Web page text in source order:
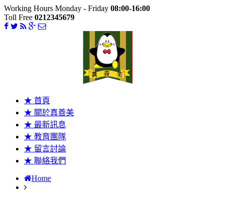
Working Hours Monday - Friday 08:00-16:00
Toll Free 0212345679
★ 首頁
★ 關於真善美
★ 最新訊息
★ 教育團隊
★ 留言討論
★ 聯絡我們
Home